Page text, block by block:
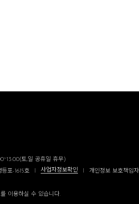
토,일 공휴일 휴무)
포-1615호 사업자정보확인
개인정보 보호책임
이용하실 수 있습니다.